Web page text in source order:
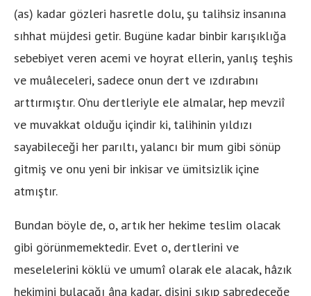
(as) kadar gözleri hasretle dolu, şu talihsiz insanına
sıhhat müjdesi getir. Bugüne kadar binbir karışıklığa
sebebiyet veren acemi ve hoyrat ellerin, yanlış teşhis
ve muâleceleri, sadece onun dert ve ızdırabını
arttırmıştır. O’nu dertleriyle ele almalar, hep mevziî
ve muvakkat olduğu içindir ki, talihinin yıldızı
sayabileceği her parıltı, yalancı bir mum gibi sönüp
gitmiş ve onu yeni bir inkisar ve ümitsizlik içine
atmıştır.
Bundan böyle de, o, artık her hekime teslim olacak
gibi görünmemektedir. Evet o, dertlerini ve
meselelerini köklü ve umumî olarak ele alacak, hâzık
hekimini bulacağı âna kadar, dişini sıkıp sabredeceğe